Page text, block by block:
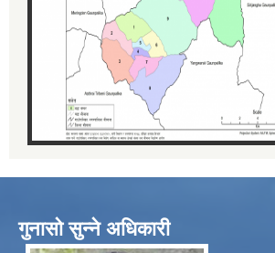
गुनासो सुन्ने अधिकारी